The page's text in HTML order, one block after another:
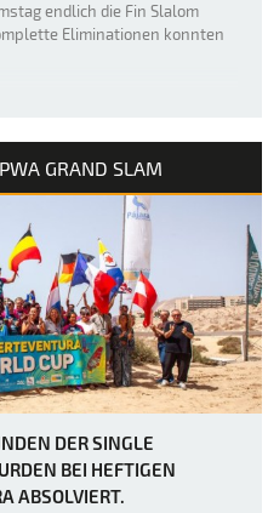
endlich die Fin Slalom
Eliminationen konnten
GRAND SLAM
DER SINGLE
BEI HEFTIGEN
ABSOLVIERT.